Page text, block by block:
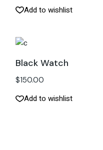
Add to wishlist
Black Watch
$150.00
Add to wishlist